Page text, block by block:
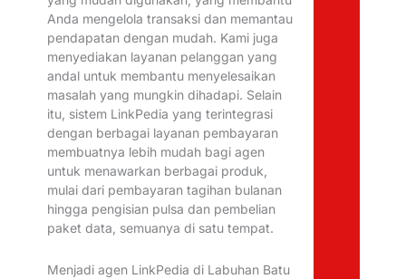
Anda mengelola transaksi dan memantau
pendapatan dengan mudah. Kami juga
menyediakan layanan pelanggan yang
andal untuk membantu menyelesaikan
masalah yang mungkin dihadapi. Selain
itu, sistem LinkPedia yang terintegrasi
dengan berbagai layanan pembayaran
membuatnya lebih mudah bagi agen
untuk menawarkan berbagai produk,
mulai dari pembayaran tagihan bulanan
hingga pengisian pulsa dan pembelian
paket data, semuanya di satu tempat.
Menjadi agen LinkPedia di Labuhan Batu